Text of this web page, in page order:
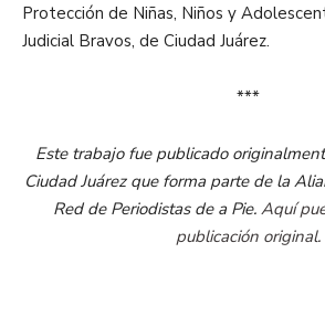
Protección de Niñas, Niños y
Judicial Bravos, de Ciudad Juárez.
***
Este trabajo fue publicado
Ciudad Juárez que forma parte de la
Red de Periodistas de a Pie. Aquí
publicación original.